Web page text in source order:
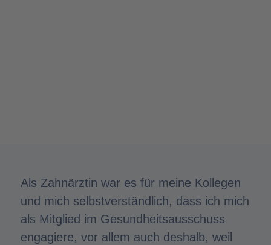
Als Zahnärztin war es für meine Kollegen
und mich selbstverständlich, dass ich mich
als Mitglied im Gesundheitsausschuss
engagiere, vor allem auch deshalb, weil